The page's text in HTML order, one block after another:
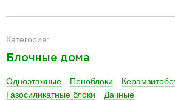
Категория:
Блочные дома
Одноэтажные Пеноблоки
Газосиликатные блоки
Дачные